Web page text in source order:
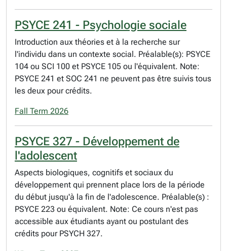
PSYCE 241 - Psychologie sociale
Introduction aux théories et à la recherche sur
l'individu dans un contexte social. Préalable(s): PSYCE
104 ou SCI 100 et PSYCE 105 ou l'équivalent. Note:
PSYCE 241 et SOC 241 ne peuvent pas être suivis tous
les deux pour crédits.
Fall Term 2026
PSYCE 327 - Développement de
l'adolescent
Aspects biologiques, cognitifs et sociaux du
développement qui prennent place lors de la période
du début jusqu'à la fin de l'adolescence. Préalable(s) :
PSYCE 223 ou équivalent. Note: Ce cours n'est pas
accessible aux étudiants ayant ou postulant des
crédits pour PSYCH 327.